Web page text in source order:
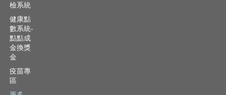
檢系統
健康點
數系統-
點點成
金換獎
金
疫苗專
區